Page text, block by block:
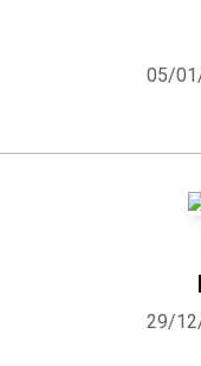
05/
29/